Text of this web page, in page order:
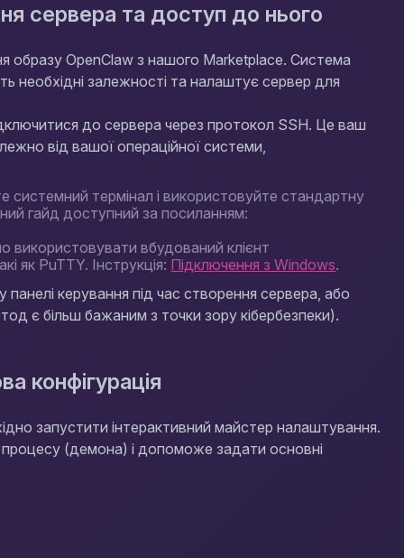
сервера та доступ до нього
образу OpenClaw з нашого Marketplace. Система
необхідні залежності та налаштує сервер для
до сервера через протокол SSH. Це ваш
від вашої операційної системи,
системний термінал і використовуйте стандартну
гайд доступний за посиланням:
вбудований клієнт
як PuTTY. Інструкція: Підключення з Windows.
керування під час створення сервера, або
є більш бажаним з точки зору кібербезпеки).
конфігурація
запустити інтерактивний майстер налаштування.
(демона) і допоможе задати основні